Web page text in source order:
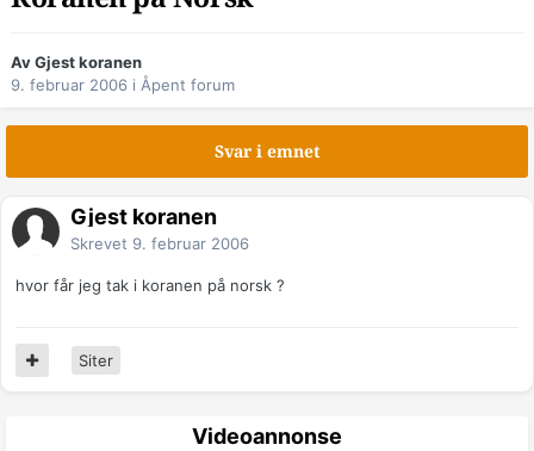
Av Gjest koranen
9. februar 2006 i Åpent forum
Svar i emnet
Gjest koranen
Skrevet 9. februar 2006
hvor får jeg tak i koranen på norsk ?
Siter
Videoannonse